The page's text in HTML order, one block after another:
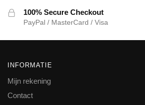
100% Secure Checkout
PayPal / MasterCard / Visa
INFORMATIE
Mijn rekening
Contact